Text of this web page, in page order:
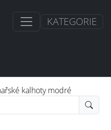
KATEGORIE
kalhoty modré